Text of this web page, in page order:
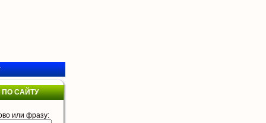
САЙТУ
или фразу: